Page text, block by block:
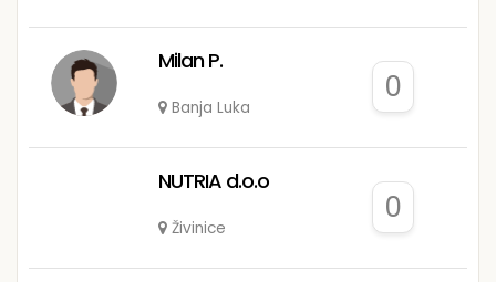
Milan P.
Banja Luka
0
NUTRIA d.o.o
Živinice
0